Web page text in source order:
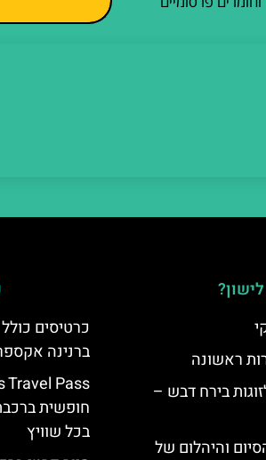
ראשונה
בירח דבש –
והיהלום של
כרטיסים
ברנינה
חופשית
בכל שוויץ